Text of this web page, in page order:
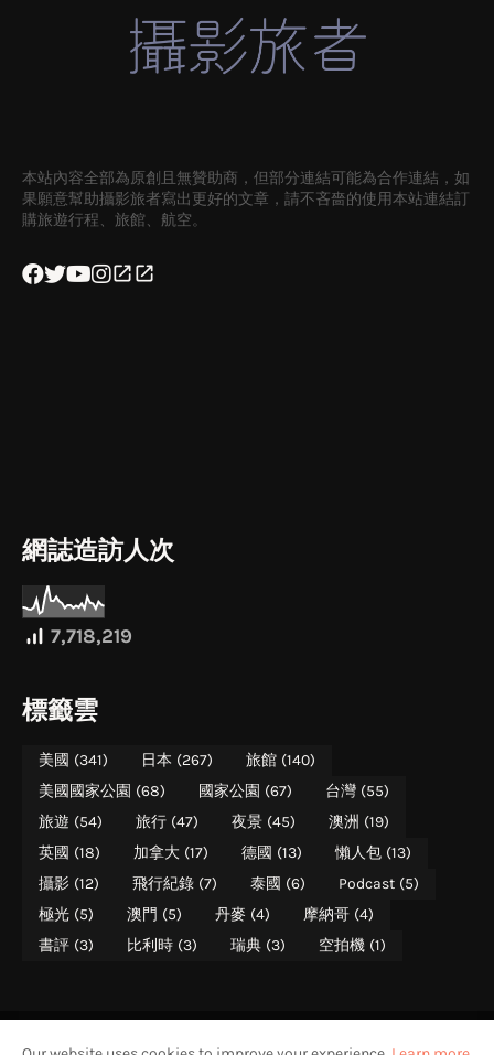
本站內容全部為原創且無贊助商，但部分連結可能為合作連結，如
果願意幫助攝影旅者寫出更好的文章，請不吝嗇的使用本站連結訂
購旅遊行程、旅館、航空。
網誌造訪人次
7,718,219
標籤雲
美國 (341) 日本 (267) 旅館 (140)
美國國家公園 (68) 國家公園 (67) 台灣 (55)
旅遊 (54) 旅行 (47) 夜景 (45) 澳洲 (19)
英國 (18) 加拿大 (17) 德國 (13) 懶人包 (13)
攝影 (12) 飛行紀錄 (7) 泰國 (6) Podcast (5)
極光 (5) 澳門 (5) 丹麥 (4) 摩納哥 (4)
書評 (3) 比利時 (3) 瑞典 (3) 空拍機 (1)